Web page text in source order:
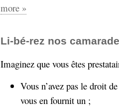
more »
Li-bé-rez nos
Imaginez que vous êtes
Vous n’avez pas le droit
vous en fournit un ;